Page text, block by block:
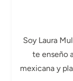
Soy Laura
te enseño
mexicana y